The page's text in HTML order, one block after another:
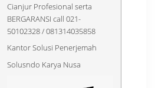
Cianjur Profesional serta
BERGARANSI call 021-
50102328 / 081314035858
Kantor Solusi Penerjemah
Solusndo Karya Nusa